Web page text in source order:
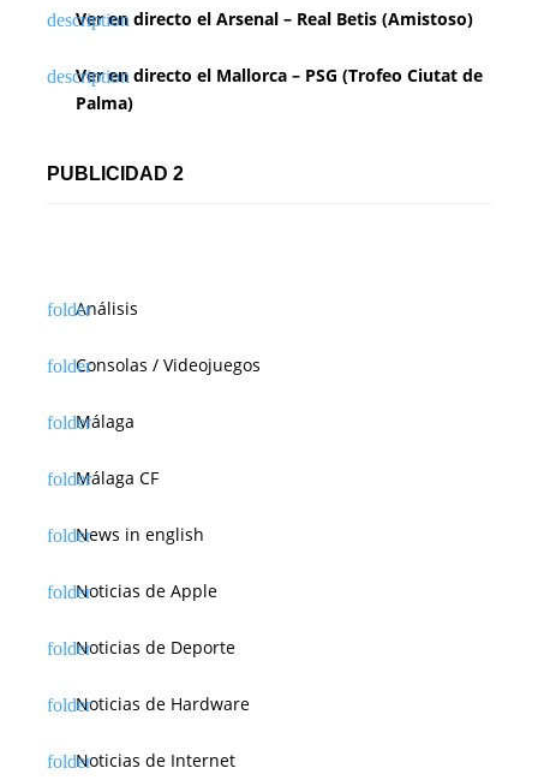
e
n
a
Ver en directo el Arsenal – Real Betis (Amistoso)
Ver en directo el Mallorca – PSG (Trofeo Ciutat de
Palma)
PUBLICIDAD 2
Análisis
Consolas / Videojuegos
Málaga
Málaga CF
News in english
Noticias de Apple
Noticias de Deporte
Noticias de Hardware
Noticias de Internet